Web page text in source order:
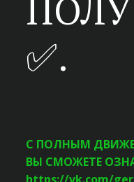
✅.
С ПОЛНЫМ
ВЫ СМОЖЕТЕ